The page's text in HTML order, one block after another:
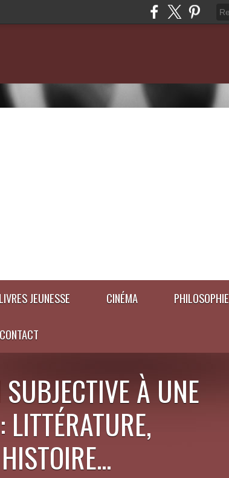
LIVRES JEUNESSE CINÉMA PHILOSOPHIE
CONTACT
À UNE